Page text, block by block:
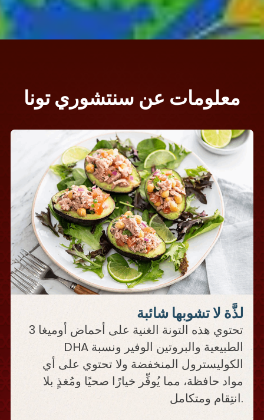
معلومات عن سنتشوري تونا
لذَّة لا تشوبها شائبة
تحتوي هذه التونة الغنية على أحماض أوميغا 3
DHA الطبيعية والبروتين الوفير ونسبة
الكوليسترول المنخفضة ولا تحتوي على أي
مواد حافظة، مما يُوفِّر خيارًا صحيًا ومُغذٍ بلا
انتِقام ومتكامل.